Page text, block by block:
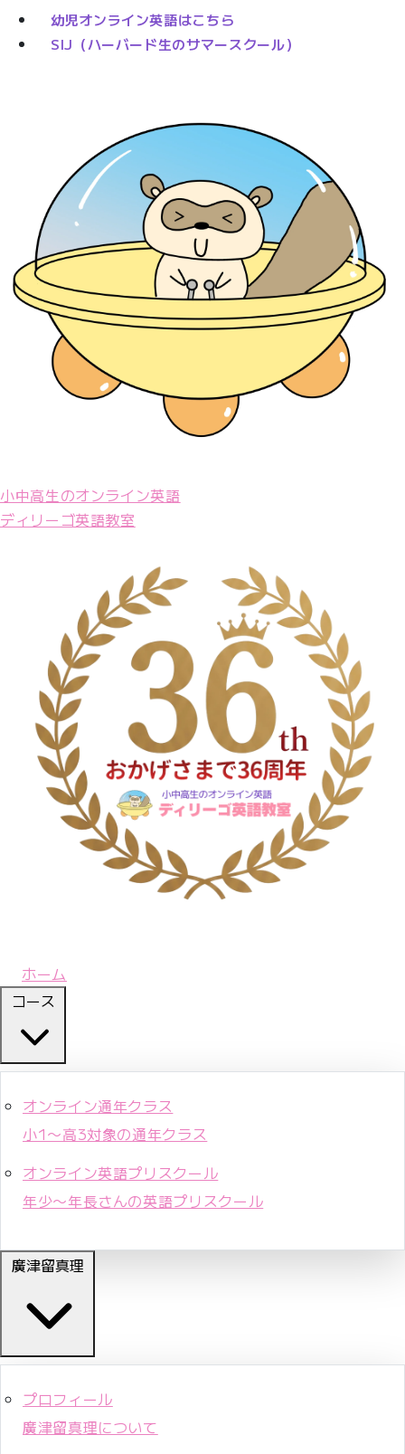
幼児オンライン英語はこちら
SIJ（ハーバード生のサマースクール）
小中高生のオンライン英語
ディリーゴ英語教室
ホーム
コース
オンライン通年クラス
小1〜高3対象の通年クラス
オンライン英語プリスクール
年少〜年長さんの英語プリスクール
廣津留真理
プロフィール
廣津留真理について